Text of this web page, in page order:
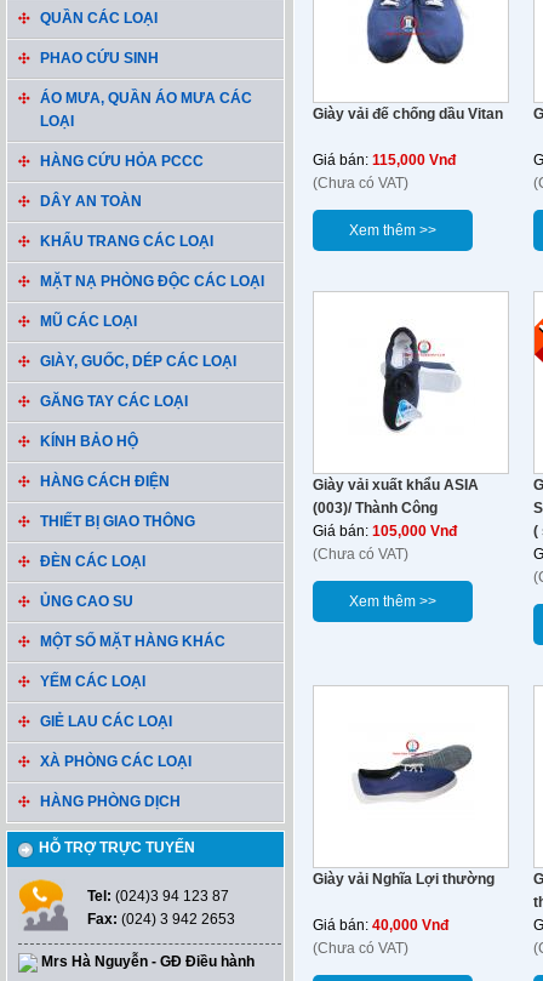
QUẦN CÁC LOẠI
PHAO CỨU SINH
ÁO MƯA, QUẦN ÁO MƯA CÁC
LOẠI
HÀNG CỨU HỎA PCCC
DÂY AN TOÀN
KHẨU TRANG CÁC LOẠI
MẶT NẠ PHÒNG ĐỘC CÁC LOẠI
MŨ CÁC LOẠI
GIÀY, GUỐC, DÉP CÁC LOẠI
GĂNG TAY CÁC LOẠI
KÍNH BẢO HỘ
HÀNG CÁCH ĐIỆN
THIẾT BỊ GIAO THÔNG
ĐÈN CÁC LOẠI
ỦNG CAO SU
MỘT SỐ MẶT HÀNG KHÁC
YẾM CÁC LOẠI
GIẺ LAU CÁC LOẠI
XÀ PHÒNG CÁC LOẠI
HÀNG PHÒNG DỊCH
HỖ TRỢ TRỰC TUYẾN
Tel: (024)3 94 123 87
Fax: (024) 3 942 2653
Mrs Hà Nguyễn - GĐ Điều hành
Giày vải đế chống dầu Vitan
Giá bán: 115,000 Vnđ
(Chưa có VAT)
Xem thêm >>
Giày vải xuất khẩu ASIA
(003)/ Thành Công
Giá bán: 105,000 Vnđ
(Chưa có VAT)
Xem thêm >>
(
Giày vải Nghĩa Lợi thường
Giá bán: 40,000 Vnđ
(Chưa có VAT)